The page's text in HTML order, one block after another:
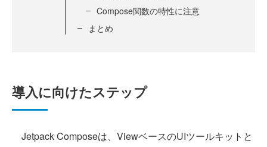
Compose関数の特性に注意
まとめ
導入に向けたステップ
Jetpack Composeは、ViewベースのUIツールキットと